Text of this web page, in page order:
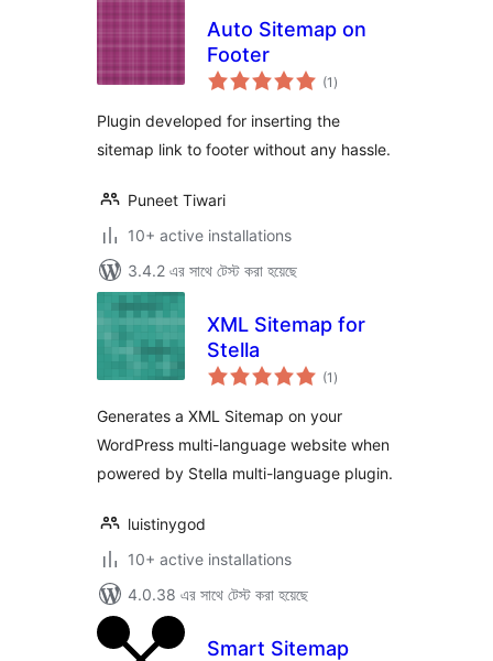
Auto Sitemap on
Footer
(1 total
ratings
)
Plugin developed for inserting the
sitemap link to footer without any hassle.
Puneet Tiwari
10+ active installations
3.4.2 এর সাথে টেস্ট করা হয়েছে
XML Sitemap for
Stella
(1 total
ratings
)
Generates a XML Sitemap on your
WordPress multi-language website when
powered by Stella multi-language plugin.
luistinygod
10+ active installations
4.0.38 এর সাথে টেস্ট করা হয়েছে
Smart Sitemap